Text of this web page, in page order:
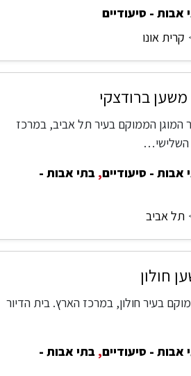
אבות - סיעודיים
קרית אונו
משען ברודצקי
המוגן הממוקם בעיר תל אביב, במרכז
השלישי…
אבות - סיעודיים, בתי אבות -
תל אביב
חולון
בעיר חולון, במרכז הארץ. בית הדיור
אבות - סיעודיים, בתי אבות -